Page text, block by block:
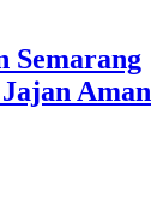
Semarang
Aman